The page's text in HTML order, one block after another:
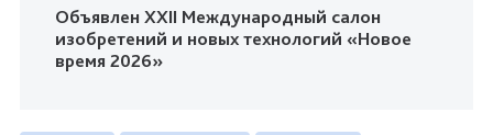
Объявлен XXII Международный салон
изобретений и новых технологий «Новое
время 2026»